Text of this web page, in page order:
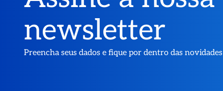
newsletter
Preencha seus dados e fique por dentro das novidades